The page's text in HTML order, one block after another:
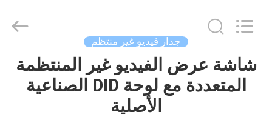
الصفحة
الرئيسية
Developed
جدار فيديو غير منتظم
شاشة عرض الفيديو غير المنتظمة
المتعددة مع لوحة DID الصناعية
الأصلية